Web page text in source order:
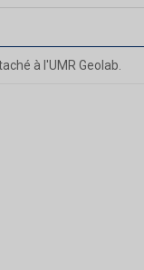
à l'UMR Geolab.